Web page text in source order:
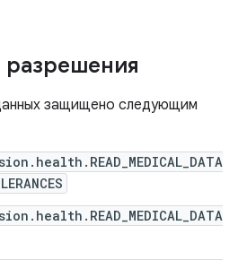
защищено следующим